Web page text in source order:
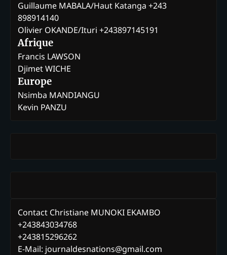
Guillaume MABALA/Haut Katanga +243
898914140
Olivier OKANDE/Ituri +243897145191
Afrique
Francis LAWSON
Djimet WICHE
Europe
Nsimba MANDIANGU
Kevin PANZU
Contact Christiane MUNOKI EKAMBO
+243843034768
+243815296262
E-Mail: journaldesnations@gmail.com